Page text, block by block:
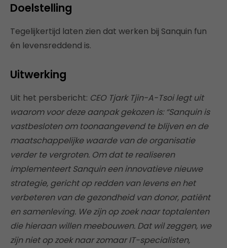
Doelstelling
Tegelijkertijd laten zien dat werken bij Sanquin fun
én levensreddend is.
Uitwerking
Uit het persbericht: CEO Tjark Tjin-A-Tsoi legt uit
waarom voor deze aanpak gekozen is: “Sanquin is
vastbesloten om toonaangevend te blijven en de
maatschappelijke waarde van de organisatie
verder te vergroten. Om dat te realiseren
implementeert Sanquin een innovatieve nieuwe
strategie, gericht op redden van levens en het
verbeteren van de gezondheid van donor, patiënt
en samenleving. We zijn op zoek naar toptalenten
die hieraan willen meebouwen. Dat wil zeggen, we
zijn niet op zoek naar zomaar IT-specialisten,